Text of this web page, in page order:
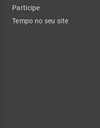
Participe
Tempo no seu site